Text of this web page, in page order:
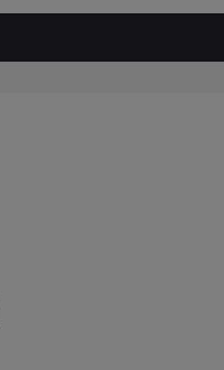
schließen